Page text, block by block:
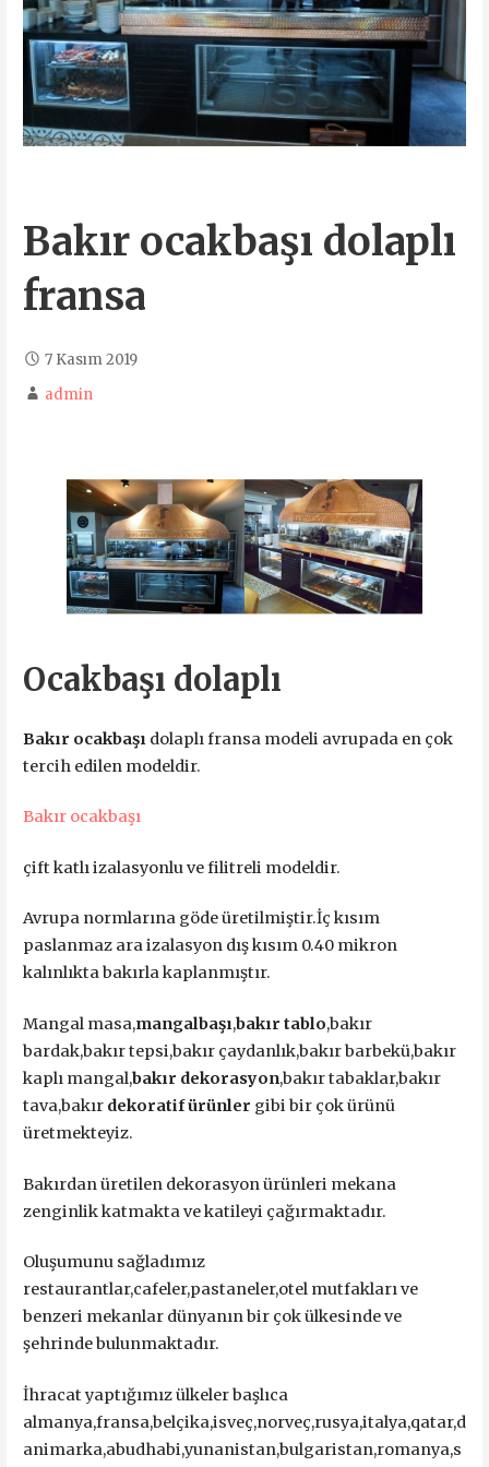
Bakır ocakbaşı dolaplı
fransa
7 Kasım 2019
admin
Ocakbaşı dolaplı
Bakır ocakbaşı dolaplı fransa modeli avrupada en çok
tercih edilen modeldir.
Bakır ocakbaşı
çift katlı izalasyonlu ve filitreli modeldir.
Avrupa normlarına göde üretilmiştir.İç kısım
paslanmaz ara izalasyon dış kısım 0.40 mikron
kalınlıkta bakırla kaplanmıştır.
Mangal masa,mangalbaşı,bakır tablo,bakır
bardak,bakır tepsi,bakır çaydanlık,bakır barbekü,bakır
kaplı mangal,bakır dekorasyon,bakır tabaklar,bakır
tava,bakır dekoratif ürünler gibi bir çok ürünü
üretmekteyiz.
Bakırdan üretilen dekorasyon ürünleri mekana
zenginlik katmakta ve katileyi çağırmaktadır.
Oluşumunu sağladımız
restaurantlar,cafeler,pastaneler,otel mutfakları ve
benzeri mekanlar dünyanın bir çok ülkesinde ve
şehrinde bulunmaktadır.
İhracat yaptığımız ülkeler başlıca
almanya,fransa,belçika,isveç,norveç,rusya,italya,qatar,d
animarka,abudhabi,yunanistan,bulgaristan,romanya,s